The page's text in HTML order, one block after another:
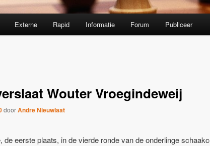
Externe Rapid Informatie Forum Publiceer
Wouter Vroegindeweij
doorAndre Nieuwlaat
de eerste plaats, in de vierde ronde van de onderlinge